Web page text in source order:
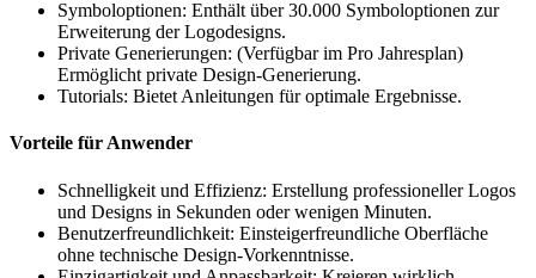
Symboloptionen: Enthält über 30.000 Symboloptionen zur
Erweiterung der Logodesigns.
Private Generierungen: (Verfügbar im Pro Jahresplan)
Ermöglicht private Design-Generierung.
Tutorials: Bietet Anleitungen für optimale Ergebnisse.
Vorteile für Anwender
Schnelligkeit und Effizienz: Erstellung professioneller Logos
und Designs in Sekunden oder wenigen Minuten.
Benutzerfreundlichkeit: Einsteigerfreundliche Oberfläche
ohne technische Design-Vorkenntnisse.